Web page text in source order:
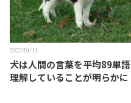
2022/01/11
犬は人間の言葉を平均89単語
理解していることが明らかに